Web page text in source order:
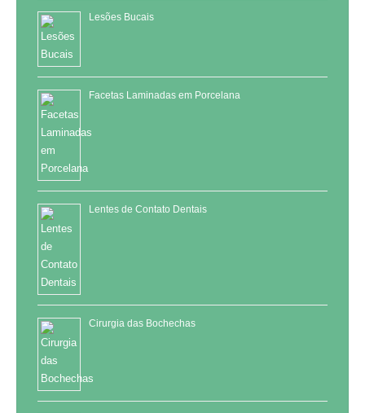
Lesões Bucais
Facetas Laminadas em Porcelana
Lentes de Contato Dentais
Cirurgia das Bochechas